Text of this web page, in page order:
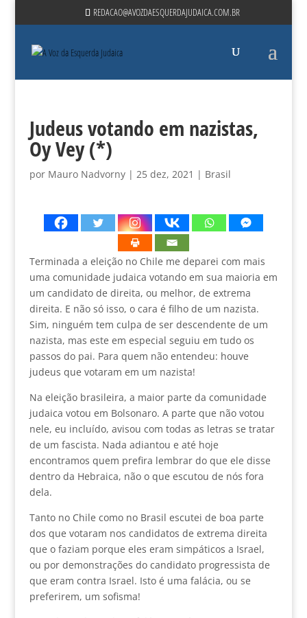
REDACAO@AVOZDAESQUERDAJUDAICA.COM.BR
Judeus votando em nazistas,
Oy Vey (*)
por Mauro Nadvorny| 25 dez, 2021 | Brasil
Terminada a eleição no Chile me deparei com mais
uma comunidade judaica votando em sua maioria em
um candidato de direita, ou melhor, de extrema
direita. E não só isso, o cara é filho de um nazista.
Sim, ninguém tem culpa de ser descendente de um
nazista, mas este em especial seguiu em tudo os
passos do pai. Para quem não entendeu: houve
judeus que votaram em um nazista!
Na eleição brasileira, a maior parte da comunidade
judaica votou em Bolsonaro. A parte que não votou
nele, eu incluído, avisou com todas as letras se tratar
de um fascista. Nada adiantou e até hoje
encontramos quem prefira lembrar do que ele disse
dentro da Hebraica, não o que escutou de nós fora
dela.
Tanto no Chile como no Brasil escutei de boa parte
dos que votaram nos candidatos de extrema direita
que o faziam porque eles eram simpáticos a Israel,
ou por demonstrações do candidato progressista de
que eram contra Israel. Isto é uma falácia, ou se
preferirem, um sofisma!